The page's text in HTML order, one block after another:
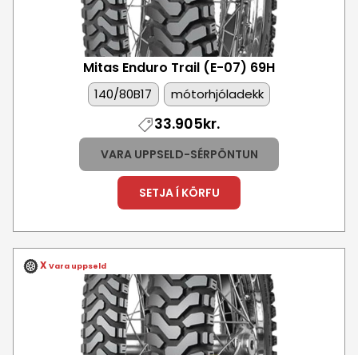
Mitas Enduro Trail (E-07) 69H
140/80B17 mótorhjóladekk
33.905kr.
VARA UPPSELD-SÉRPÖNTUN
SETJA Í KÖRFU
X Vara uppseld